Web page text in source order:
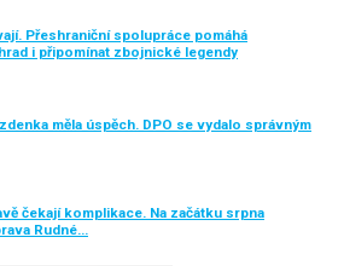
Přeshraniční spolupráce pomáhá
i připomínat zbojnické legendy
měla úspěch. DPO se vydalo správným
čekají komplikace. Na začátku srpna
Rudné…